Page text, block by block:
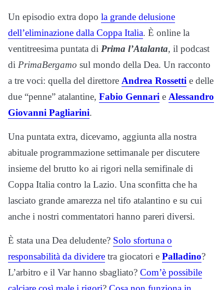
Un episodio extra dopo la grande delusione
dell’eliminazione dalla Coppa Italia. È online la
ventitreesima puntata di Prima l’Atalanta, il podcast
di PrimaBergamo sul mondo della Dea. Un racconto
a tre voci: quella del direttore Andrea Rossetti e delle
due “penne” atalantine, Fabio Gennari e Alessandro
Giovanni Pagliarini.
Una puntata extra, dicevamo, aggiunta alla nostra
abituale programmazione settimanale per discutere
insieme del brutto ko ai rigori nella semifinale di
Coppa Italia contro la Lazio. Una sconfitta che ha
lasciato grande amarezza nel tifo atalantino e su cui
anche i nostri commentatori hanno pareri diversi.
È stata una Dea deludente? Solo sfortuna o
responsabilità da dividere tra giocatori e Palladino?
L’arbitro e il Var hanno sbagliato? Com’è possibile